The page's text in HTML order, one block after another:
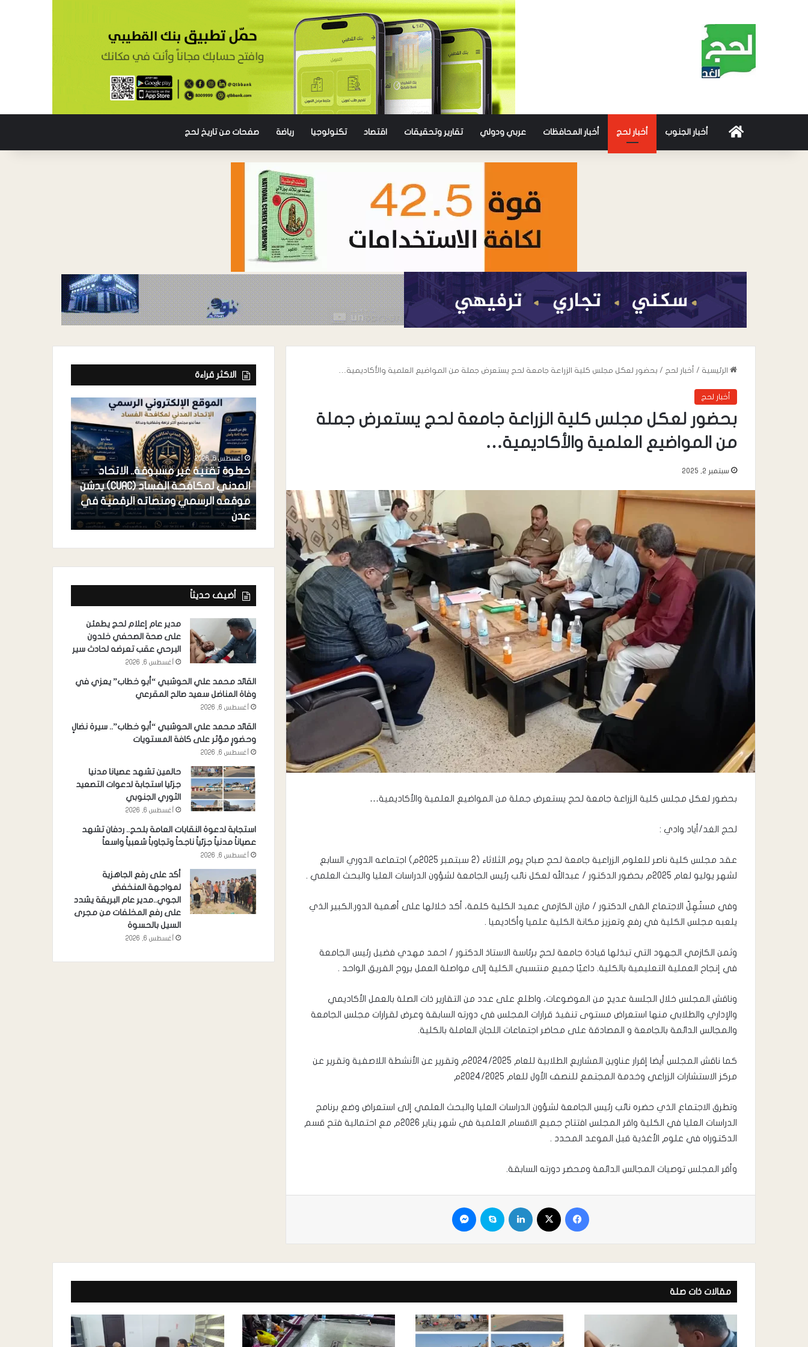
أخبار الجنوب أخبار لحج أخبار المحافظات عربي ودولي تقارير وتحقيقات اقتصاد تكنولوجيا رياضة صفحات من تاريخ لحج
الرئيسية / أخبار لحج / بحضور لعكل مجلس كلية الزراعة جامعة لحج يستعرض جملة من المواضيع العلمية والأكاديمية…
أخبار لحج
بحضور لعكل مجلس كلية الزراعة جامعة لحج يستعرض جملة
من المواضيع العلمية والأكاديمية…
سبتمبر 2, 2025
بحضور لعكل مجلس كلية الزراعة جامعة لحج يستعرض جملة من المواضيع العلمية والأكاديمية…
لحج الغد/أياد وادي :
عقد مجلس كلية ناصر للعلوم الزراعية جامعة لحج صباح يوم الثلاثاء (2 سبتمبر 2025م) اجتماعه الدوري السابع
لشهر يوليو لعام 2025م بحضور الدكتور / عبدالله لعكل نائب رئيس الجامعة لشؤون الدراسات العليا والبحث العلمي .
وفي مستُهِلّ الاجتماع القى الدكتور / مازن الكازمي عميد الكلية كلمة، أكد خلالها على أهمية الدور.الكبير الذي
يلعبه مجلس الكلية في رفع وتعزيز مكانة الكلية علميا وأكاديميا .
وثمن الكازمي الجهود التي تبذلها قيادة جامعة لحج برئاسة الاستاذ الدكتور / احمد مهدي فضيل رئيس الجامعة
في إنجاح العملية التعليمية بالكلية. داعيًا جميع منتسبي الكلية إلى مواصلة العمل بروح الفريق الواحد .
وناقش المجلس خلال الجلسة عديدٍ من الموضوعات، واطلع على عدد من التقارير ذات الصلة بالعمل الأكاديمي
والإداري والطلابي منها استعراض مستوى تنفيذ قرارات المجلس في دورته السابقة وعرض لقرارات مجلس الجامعة
والمجالس الدائمة بالجامعة و المصادقة على محاضر اجتماعات اللجان العاملة بالكلية.
كما ناقش المجلس أيضا إقرار عناوين المشاريع الطلابية للعام 2024/2025م وتقرير عن الأنشطة اللاصفية وتقرير عن
مركز الاستشارات الزراعي وخدمة المجتمع للنصف الأول للعام 2024/2025م
وتطرق الاجتماع الذي حضره نائب رئيس الجامعة لشؤون الدراسات العليا والبحث العلمي إلى استعراض وضع برنامج
الدراسات العليا في الكلية واقر المجلس افتتاح جميع الاقسام العلمية في شهر يناير 2026م مع احتمالية فتح قسم
الدكتوراه في علوم الأغذية قبل الموعد المحدد .
وأقر المجلس توصيات المجالس الدائمة ومحضر دورته السابقة.
الاكثر قراءة
خطاب” يعزي في وفاة المناضل سعيد
صالح المقرعي
نموذج إنساني في رعاية مرضى
الحروق والتجميل
أغسطس 6, 2026
خطوة تقنية غير مسبوقة.. الاتحاد
المدني لمكافحة الفساد (CUAC) يدشن
موقعه الرسمي ومنصاته الرقمية في
عدن
أضيف حديثاً
مدير عام إعلام لحج يطمئن
على صحة الصحفي خلدون
البرحي عقب تعرضه لحادث سير
أغسطس 6, 2026
القائد محمد علي الحوشبي “أبو خطاب” يعزي في
وفاة المناضل سعيد صالح المقرعي
أغسطس 6, 2026
القائد محمد علي الحوشبي “أبو خطاب”.. سيرة نضالٍ
وحضورٍ مؤثر على كافة المستويات
أغسطس 6, 2026
حالمين تشهد عصيانا مدنيا
جزئيا استجابة لدعوات التصعيد
الثوري الجنوبي
أغسطس 6, 2026
استجابة لدعوة النقابات العامة بلحج.. ردفان تشهد
عصياناً مدنياً جزئياً ناجحاً وتجاوباً شعبياً واسعاً
أغسطس 6, 2026
أكد على رفع الجاهزية
لمواجهة المنخفض
الجوي..مدير عام البريقة يشدد
على رفع المخلفات من مجرى
السيل بالحسوة
أغسطس 6, 2026
مقالات ذات صلة